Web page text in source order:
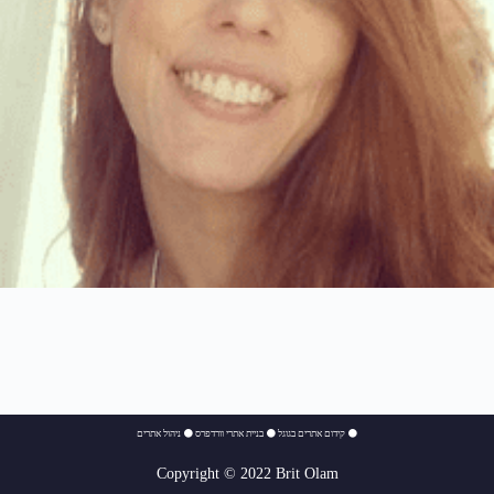
⚫ קידום אתרים בגוגל ⚫ בניית אתרי וורדפרס ⚫ ניהול אתרים
Copyright © 2022 Brit Olam